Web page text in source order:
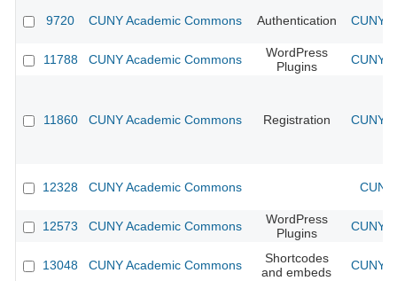
9720 CUNY Academic Commons Authentication CUNY
11788 CUNY Academic Commons
WordPress
Plugins
CUNY
11860 CUNY Academic Commons Registration CUNY
12328 CUNY Academic Commons
12573 CUNY Academic Commons
WordPress
Plugins
CUNY
13048 CUNY Academic Commons
Shortcodes
and embeds
CUNY